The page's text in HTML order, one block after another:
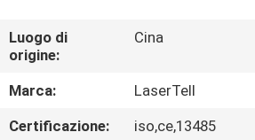
GIRO
DELLA
FABBRICA
Luogo di
origine:
Cina
Marca:
LaserTell
Certificazione:
iso,ce,13485